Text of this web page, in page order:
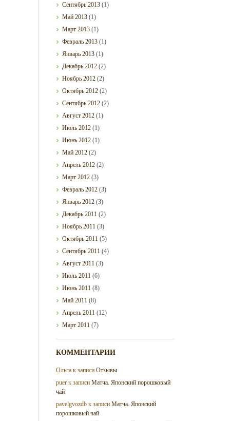
Сентябрь2013 (1)
Май2013 (1)
Март2013 (1)
Февраль2013 (1)
Январь2013 (1)
Декабрь2012 (2)
Ноябрь2012 (2)
Октябрь2012 (2)
Сентябрь2012 (2)
Август2012 (1)
Июль2012 (1)
Июнь2012 (1)
Май2012 (2)
Апрель2012 (2)
Март2012 (3)
Февраль2012 (3)
Январь2012 (3)
Декабрь2011 (2)
Ноябрь2011 (3)
Октябрь2011 (5)
Сентябрь2011 (4)
Август2011 (3)
Июль2011 (6)
Июнь2011 (8)
Май2011 (8)
Апрель2011 (12)
Март2011 (7)
КОММЕНТАРИИ
Ольга к записиОтзывы
puer к записиМатча. Японский порошковый
чай
pavelgvozdb к записиМатча. Японский
порошковый чай